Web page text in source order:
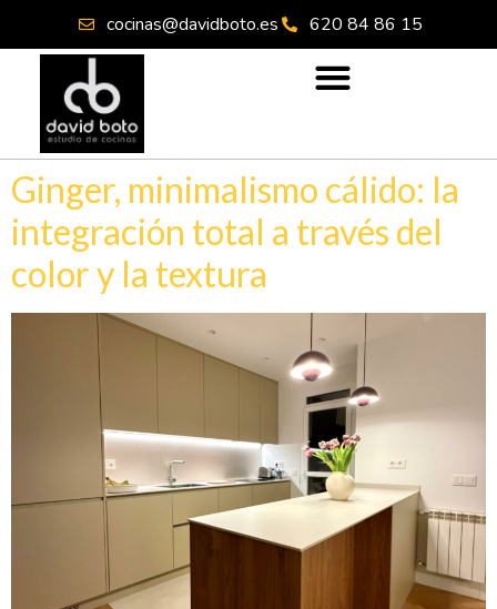
cocinas@davidboto.es 620 84 86 15
Ginger, minimalismo cálido: la
integración total a través del
color y la textura